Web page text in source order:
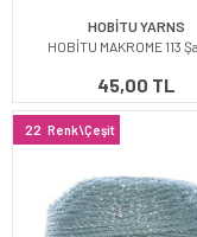
HOBİTU YARNS
HOBİTU MAKROME 113
45,00 TL
22 Renk\Çeşit